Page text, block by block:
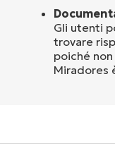
Gli utenti
trovare
poiché
Miradores